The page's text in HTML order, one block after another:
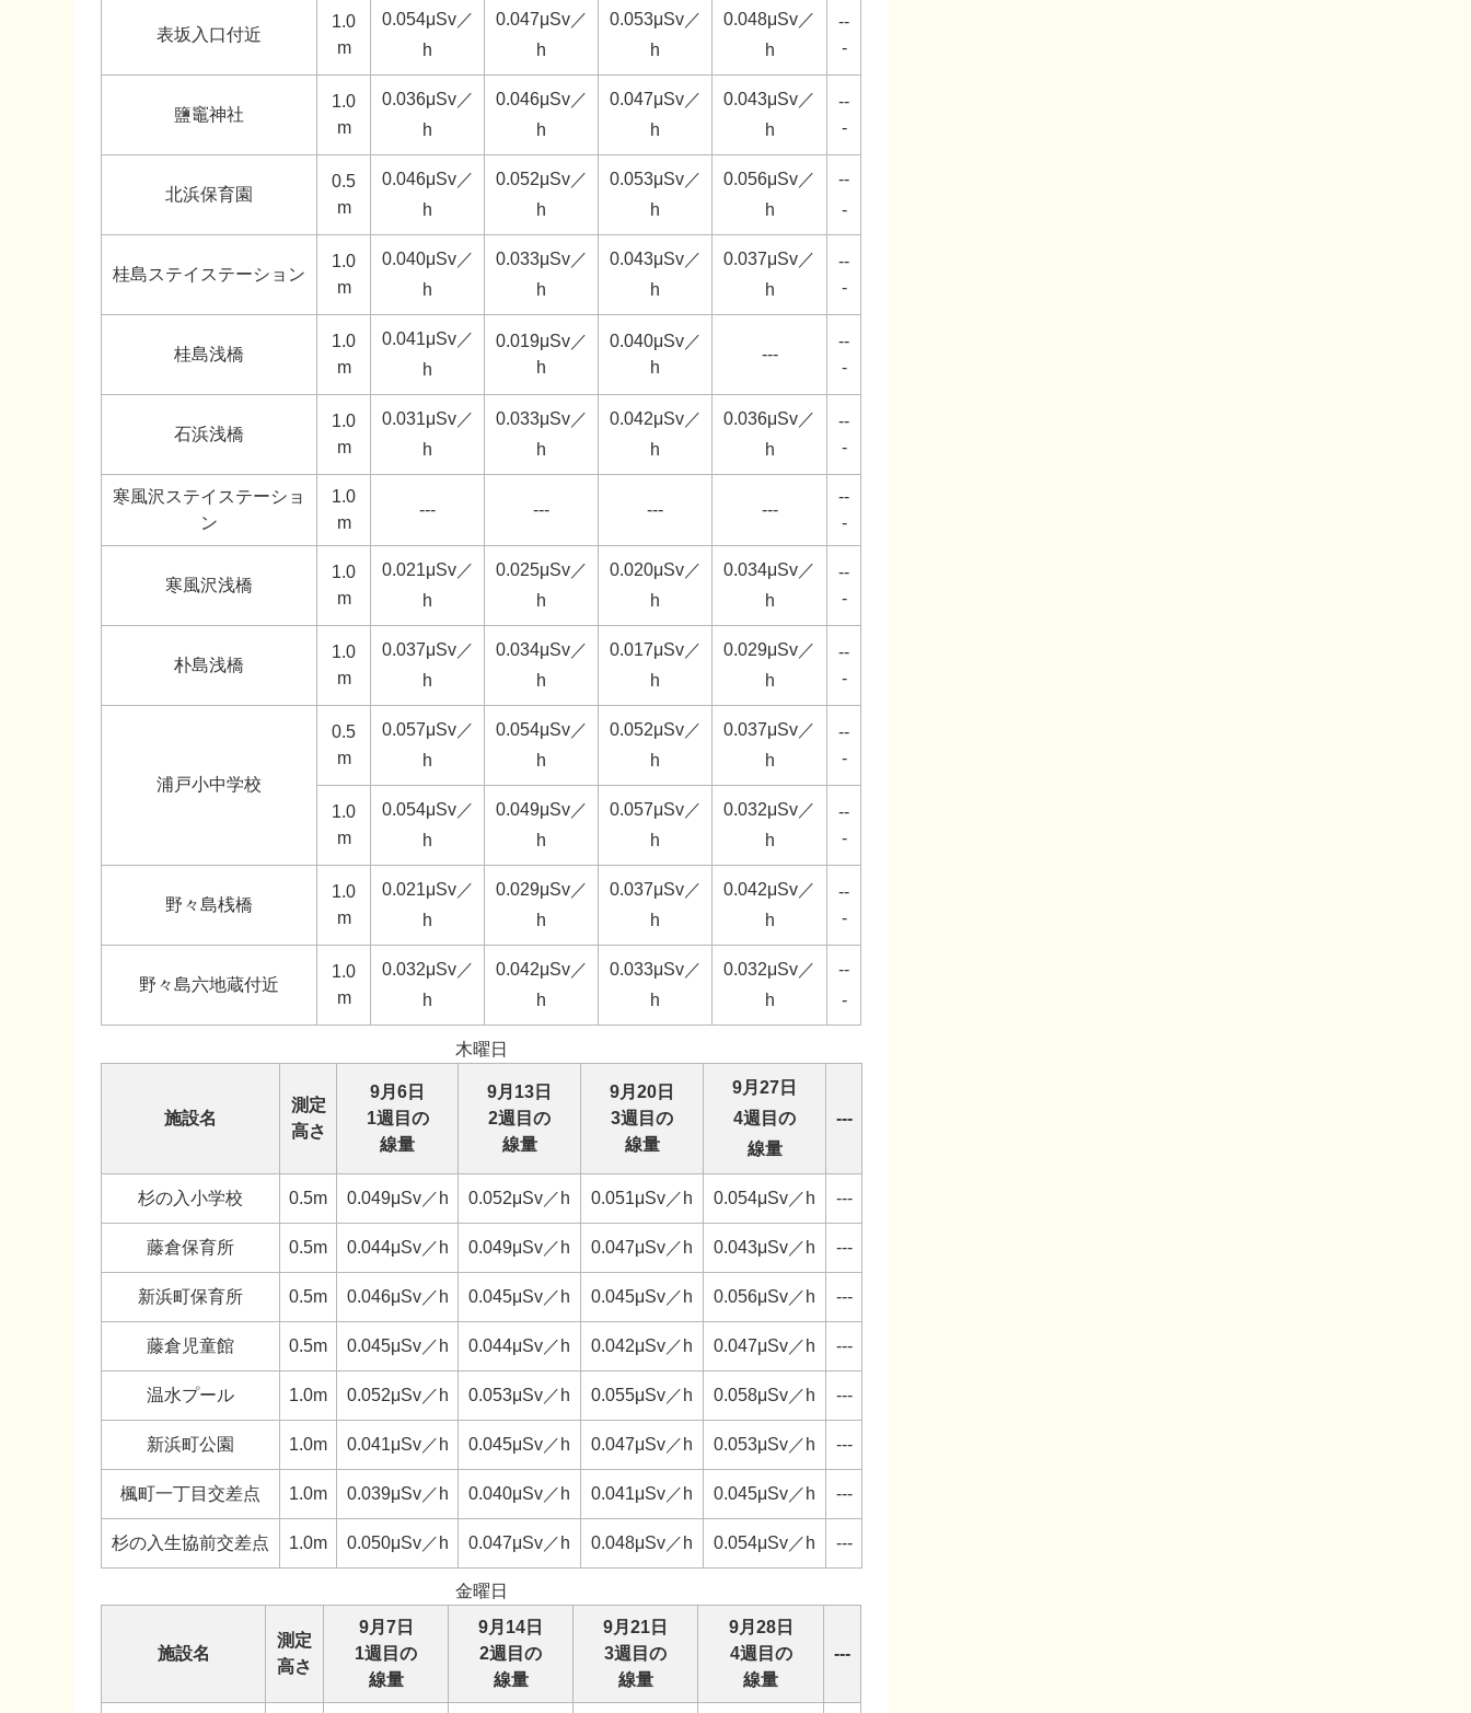
表坂入口付近
1.0
m
0.054μSv／
h
0.047μSv／
h
0.053μSv／
h
0.048μSv／
h
--
-
鹽竈神社
1.0
m
0.036μSv／
h
0.046μSv／
h
0.047μSv／
h
0.043μSv／
h
--
-
北浜保育園
0.5
m
0.046μSv／
h
0.052μSv／
h
0.053μSv／
h
0.056μSv／
h
--
-
桂島ステイステーション
1.0
m
0.040μSv／
h
0.033μSv／
h
0.043μSv／
h
0.037μSv／
h
--
-
桂島浅橋
1.0
m
0.041μSv／
h
0.019μSv／
h
0.040μSv／
h
---
--
-
石浜浅橋
1.0
m
0.031μSv／
h
0.033μSv／
h
0.042μSv／
h
0.036μSv／
h
--
-
寒風沢ステイステーショ
ン
1.0
m
--- --- --- ---
--
-
寒風沢浅橋
1.0
m
0.021μSv／
h
0.025μSv／
h
0.020μSv／
h
0.034μSv／
h
--
-
朴島浅橋
1.0
m
0.037μSv／
h
0.034μSv／
h
0.017μSv／
h
0.029μSv／
h
--
-
浦戸小中学校
0.5
m
0.057μSv／
h
0.054μSv／
h
0.052μSv／
h
0.037μSv／
h
--
-
1.0
m
0.054μSv／
h
0.049μSv／
h
0.057μSv／
h
0.032μSv／
h
--
-
野々島桟橋
1.0
m
0.021μSv／
h
0.029μSv／
h
0.037μSv／
h
0.042μSv／
h
--
-
野々島六地蔵付近
1.0
m
0.032μSv／
h
0.042μSv／
h
0.033μSv／
h
0.032μSv／
h
--
-
木曜日
施設名
測定
高さ
9月6日
1週目の
線量
9月13日
2週目の
線量
9月20日
3週目の
線量
9月27日
4週目の
線量
---
杉の入小学校 0.5m 0.049μSv／h 0.052μSv／h 0.051μSv／h 0.054μSv／h ---
藤倉保育所 0.5m 0.044μSv／h 0.049μSv／h 0.047μSv／h 0.043μSv／h ---
新浜町保育所 0.5m 0.046μSv／h 0.045μSv／h 0.045μSv／h 0.056μSv／h ---
藤倉児童館 0.5m 0.045μSv／h 0.044μSv／h 0.042μSv／h 0.047μSv／h ---
温水プール 1.0m 0.052μSv／h 0.053μSv／h 0.055μSv／h 0.058μSv／h ---
新浜町公園 1.0m 0.041μSv／h 0.045μSv／h 0.047μSv／h 0.053μSv／h ---
楓町一丁目交差点 1.0m 0.039μSv／h 0.040μSv／h 0.041μSv／h 0.045μSv／h ---
杉の入生協前交差点 1.0m 0.050μSv／h 0.047μSv／h 0.048μSv／h 0.054μSv／h ---
金曜日
施設名
測定
高さ
9月7日
1週目の
線量
9月14日
2週目の
線量
9月21日
3週目の
線量
9月28日
4週目の
線量
---